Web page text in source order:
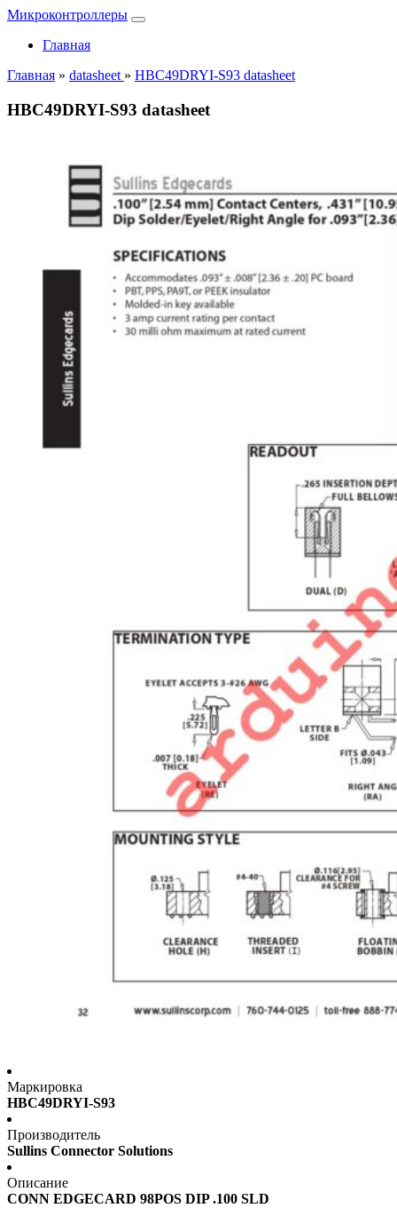
Микроконтроллеры
Главная
Главная » datasheet » HBC49DRYI-S93 datasheet
HBC49DRYI-S93 datasheet
Маркировка
HBC49DRYI-S93
Производитель
Sullins Connector Solutions
Описание
CONN EDGECARD 98POS DIP .100 SLD